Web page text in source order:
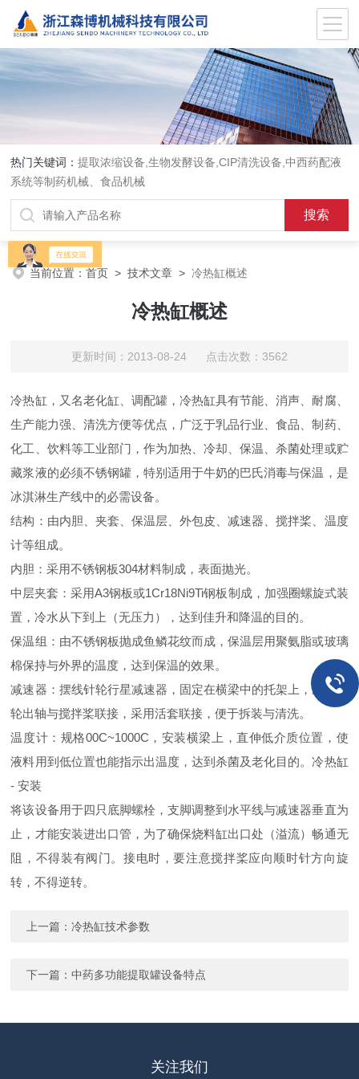
热门关键词：提取浓缩设备,生物发酵设备,CIP清洗设备,中西药配液
系统等制药机械、食品机械
当前位置：首页 >技术文章 >冷热缸概述
冷热缸概述
更新时间：2013-08-24 点击次数：3562
冷热缸，又名老化缸、调配罐，冷热缸具有节能、消声、耐腐、
生产能力强、清洗方便等优点，广泛于乳品行业、食品、制药、
化工、饮料等工业部门，作为加热、冷却、保温、杀菌处理或贮
藏浆液的必须不锈钢罐，特别适用于牛奶的巴氏消毒与保温，是
冰淇淋生产线中的必需设备。
结构：由内胆、夹套、保温层、外包皮、减速器、搅拌桨、温度
计等组成。
内胆：采用不锈钢板304材料制成，表面抛光。
中层夹套：采用A3钢板或1Cr18Ni9Ti钢板制成，加强圈螺旋式装
置，冷水从下到上（无压力），达到佳升和降温的目的。
保温组：由不锈钢板抛成鱼鳞花纹而成，保温层用聚氨脂或玻璃
棉保持与外界的温度，达到保温的效果。
减速器：摆线针轮行星减速器，固定在横梁中的托架上，减速器
轮出轴与搅拌桨联接，采用活套联接，便于拆装与清洗。
温度计：规格00C~1000C，安装横梁上，直伸低介质位置，使
液料用到低位置也能指示出温度，达到杀菌及老化目的。冷热缸
- 安装
将该设备用于四只底脚螺栓，支脚调整到水平线与减速器垂直为
止，才能安装进出口管，为了确保烧料缸出口处（溢流）畅通无
阻，不得装有阀门。接电时，要注意搅拌桨应向顺时针方向旋
转，不得逆转。
上一篇：冷热缸技术参数
下一篇：中药多功能提取罐设备特点
关注我们